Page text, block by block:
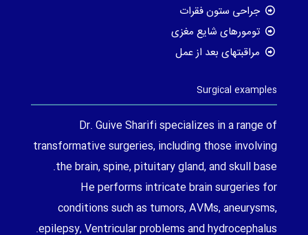
جراحی ستون فقرات
تومورهای شایع مغزی
مراقبتهای بعد از عمل
Surgical examples
Dr. Guive Sharifi specializes in a range of
transformative surgeries, including those involving
the brain, spine, pituitary gland, and skull base.
He performs intricate brain surgeries for
conditions such as tumors, AVMs, aneurysms,
epilepsy, Ventricular problems and hydrocephalus.